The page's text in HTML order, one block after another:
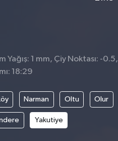
Yağış: 1 mm, Çiy Noktası: -0.5,
18:29
Narman Oltu Olur
Yakutiye